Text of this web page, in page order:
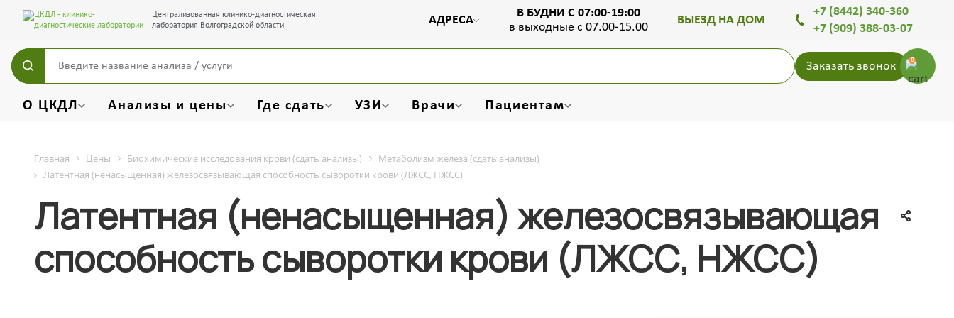
Централизованная клинико-диагностическая
лаборатория Волгоградской области
АДРЕСА
В БУДНИ С 07:00-19:00
в выходные с 07.00-15.00
ВЫЕЗД НА ДОМ
+7 (8442) 340-360
+7 (909) 388-03-07
Заказать звонок 0
О ЦКДЛ Анализы и цены Где сдать УЗИ Врачи Пациентам
Главная Цены Биохимические исследования крови (сдать анализы)
Метаболизм железа (сдать анализы)
Латентная (ненасыщенная) железосвязывающая способность сыворотки крови (ЛЖСС, НЖСС)
Латентная (ненасыщенная) железосвязывающая
способность сыворотки крови (ЛЖСС, НЖСС)